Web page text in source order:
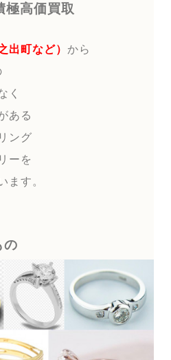
極高価買取
町など） から
く
ある
ング
ーを
ます。
の